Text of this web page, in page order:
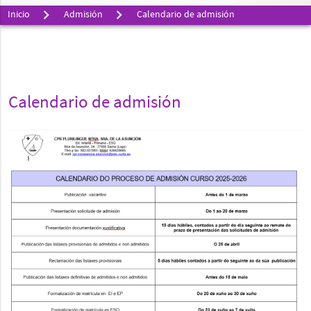
Inicio Admisión Calendario de admisión
Calendario de admisión